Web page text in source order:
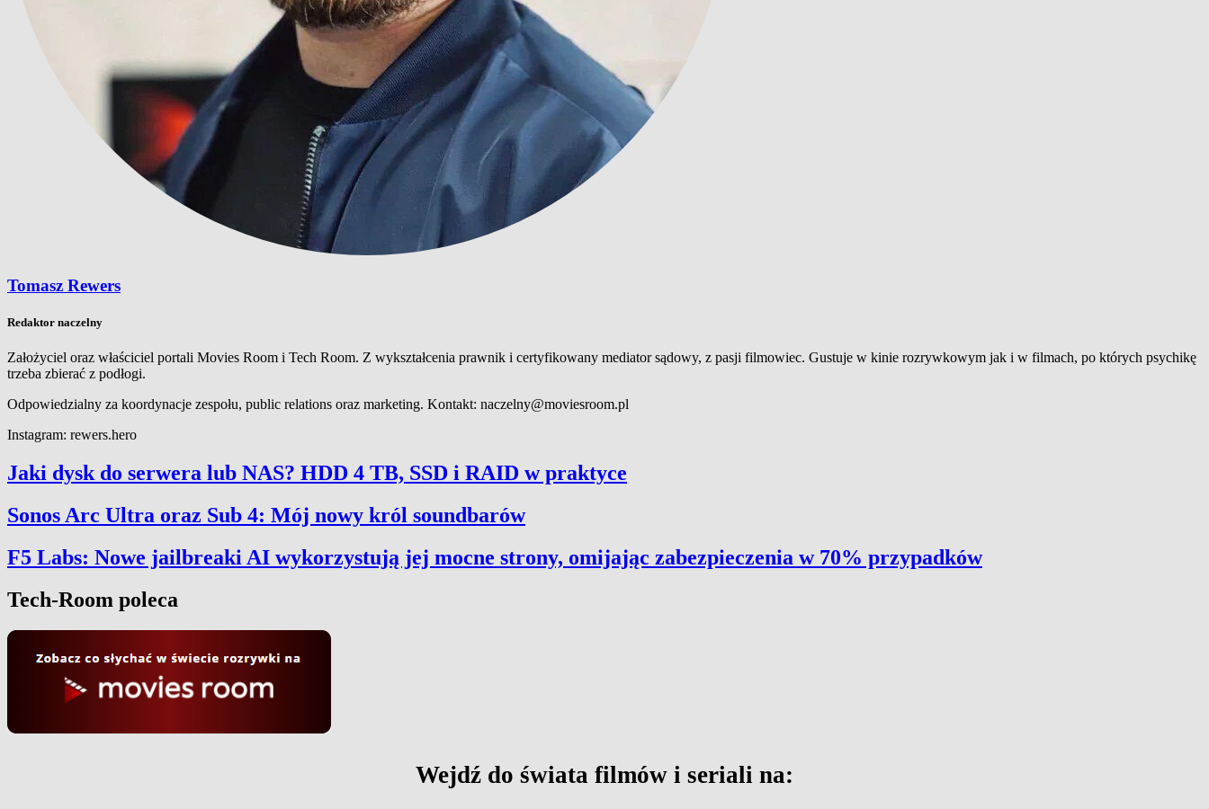
Tomasz Rewers
Redaktor naczelny
Założyciel oraz właściciel portali Movies Room i Tech Room. Z wykształcenia prawnik i certyfikowany mediator sądowy, z pasji filmowiec. Gustuje w kinie rozrywkowym jak i w filmach, po których psychikę
trzeba zbierać z podłogi.
Odpowiedzialny za koordynacje zespołu, public relations oraz marketing. Kontakt: naczelny@moviesroom.pl
Instagram: rewers.hero
Jaki dysk do serwera lub NAS? HDD 4 TB, SSD i RAID w praktyce
Sonos Arc Ultra oraz Sub 4: Mój nowy król soundbarów
F5 Labs: Nowe jailbreaki AI wykorzystują jej mocne strony, omijając zabezpieczenia w 70% przypadków
Tech-Room poleca
Wejdź do świata filmów i seriali na: